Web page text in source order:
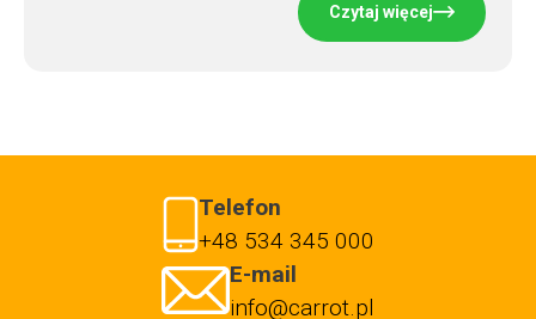
Czytaj więcej
Telefon
+48 534 345 000
E-mail
info@carrot.pl